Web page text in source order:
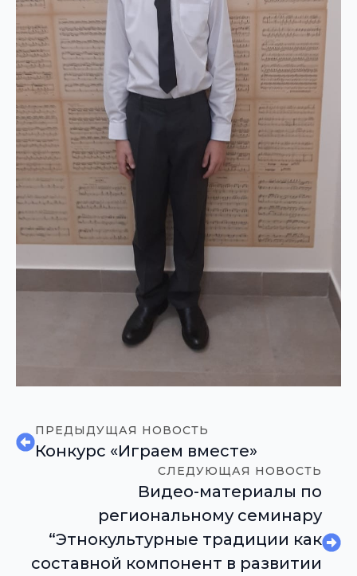
ПРЕДЫДУЩАЯ НОВОСТЬ
Конкурс «Играем вместе»
СЛЕДУЮЩАЯ НОВОСТЬ
Видео-материалы по
региональному семинару
“Этнокультурные традиции как
составной компонент в развитии